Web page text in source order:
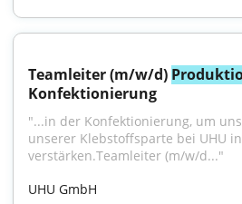
Teamleiter (m/w/d)
Konfektionierung
"...in der Konfektionierung, um
unserer Klebstoffsparte bei UHU
verstärken.Teamleiter (m/w/d..."
UHU GmbH